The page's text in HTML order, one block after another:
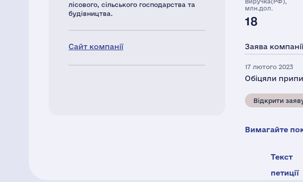
лісового, сільського господарства та
будівництва.
Сайт компанії
млн.дол.
18
Заява компанії
17 лютого 2023
Обіцяли
Відкрити
Вимагайте
Текст
петиції